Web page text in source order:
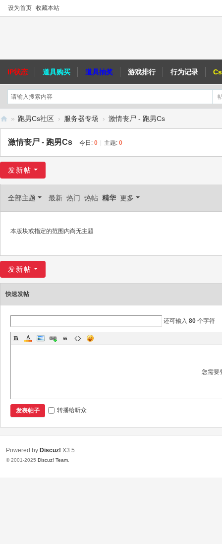
设为首页 收藏本站
IP状态 道具购买 道具抽奖 游戏排行 行为记录
C
» 跑男Cs社区 › 服务器专场 › 激情丧尸 - 跑男Cs
激情丧尸 - 跑男Cs 今日: 0 主题: 0
发新帖
全部主题 最新 热门 热帖 精华 更多
本版块或指定的范围内尚无主题
发新帖
快速发帖
还可输入 80 个字符
您需要
发表帖子 转播给听众
Powered by Discuz! X3.5
© 2001-2025 Discuz! Team